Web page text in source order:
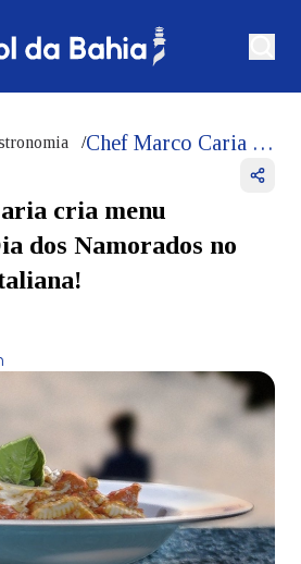
/ Chef Marco Caria cria menu exclusivo de Dia dos Namorados no Isola Cucina Italiana!
cria menu
dos Namorados no